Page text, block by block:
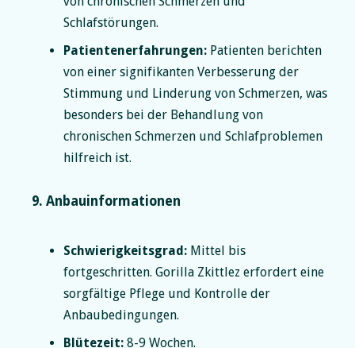
Schlafstörungen.
Patientenerfahrungen: Patienten berichten
von einer signifikanten Verbesserung der
Stimmung und Linderung von Schmerzen, was
besonders bei der Behandlung von
chronischen Schmerzen und Schlafproblemen
hilfreich ist.
9. Anbauinformationen
Schwierigkeitsgrad: Mittel bis
fortgeschritten. Gorilla Zkittlez erfordert eine
sorgfältige Pflege und Kontrolle der
Anbaubedingungen.
Blütezeit: 8-9 Wochen.